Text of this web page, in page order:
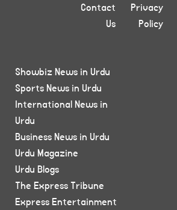
Privacy
Policy
Contact
Us
Showbiz News in Urdu
Sports News in Urdu
International News in
Urdu
Business News in Urdu
Urdu Magazine
Urdu Blogs
The Express Tribune
Express Entertainment